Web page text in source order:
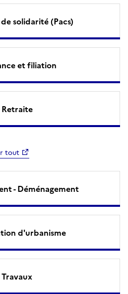
solidarité (Pacs)
et filiation
Retraite
tout
- Déménagement
d'urbanisme
Travaux